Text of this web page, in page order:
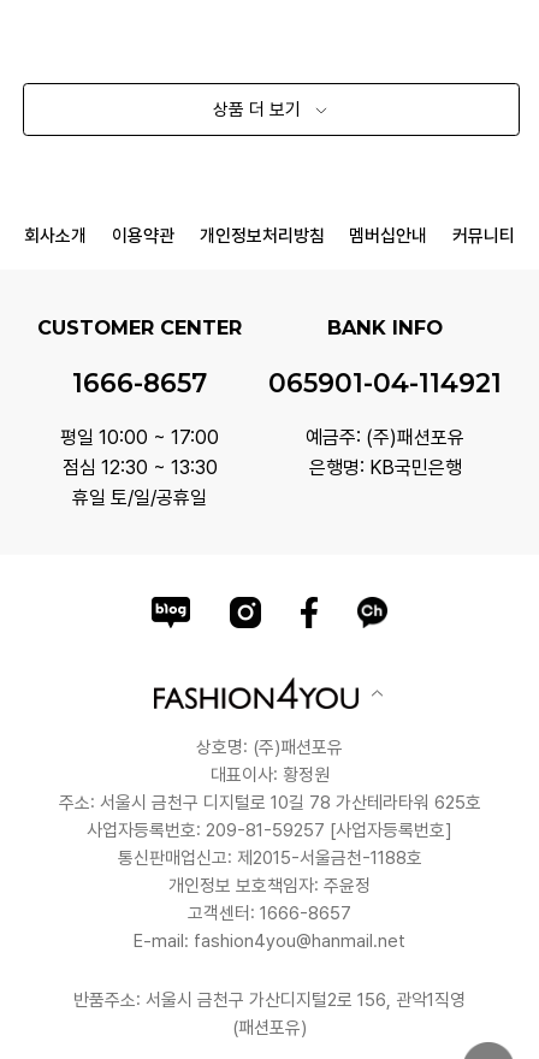
상품 더 보기
회사소개 이용약관 개인정보처리방침 멤버십안내 커뮤니티
CUSTOMER CENTER
1666-8657
평일 10:00 ~ 17:00
점심 12:30 ~ 13:30
휴일 토/일/공휴일
BANK INFO
065901-04-114921
예금주: (주)패션포유
은행명: KB국민은행
상호명: (주)패션포유
대표이사: 황정원
주소: 서울시 금천구 디지털로 10길 78 가산테라타워 625호
사업자등록번호: 209-81-59257 [사업자등록번호]
통신판매업신고: 제2015-서울금천-1188호
개인정보 보호책임자: 주윤정
고객센터: 1666-8657
E-mail: fashion4you@hanmail.net
반품주소: 서울시 금천구 가산디지털2로 156, 관악1직영
(패션포유)